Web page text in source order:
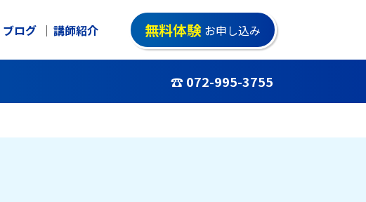
ブログ 講師紹介 無料体験 お申し込み
☎ 072-995-3755